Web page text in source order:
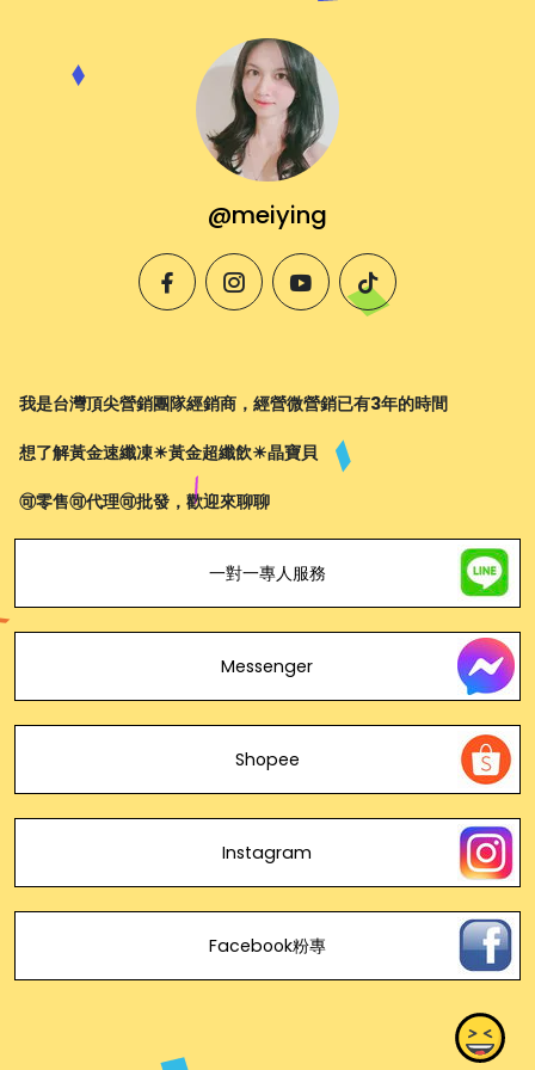
@meiying
facebookinstagramyoutubetiktok
我是台灣頂尖營銷團隊經銷商，經營微營銷已有3年的時間
想了解黃金速纖凍☀︎︎黃金超纖飲☀︎︎晶寶貝
🉑️零售🉑️代理🉑️批發，歡迎來聊聊
一對一專人服務
Messenger
Shopee
Instagram
Facebook粉專